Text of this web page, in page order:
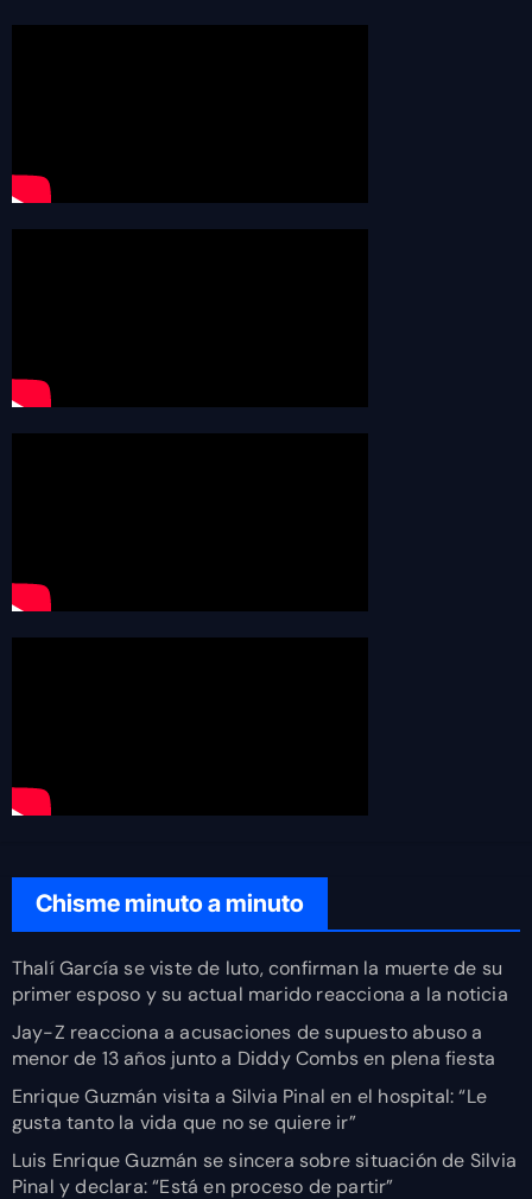
Chisme minuto a minuto
Thalí García se viste de luto, confirman la muerte de su
primer esposo y su actual marido reacciona a la noticia
Jay-Z reacciona a acusaciones de supuesto abuso a
menor de 13 años junto a Diddy Combs en plena fiesta
Enrique Guzmán visita a Silvia Pinal en el hospital: “Le
gusta tanto la vida que no se quiere ir”
Luis Enrique Guzmán se sincera sobre situación de Silvia
Pinal y declara: “Está en proceso de partir”